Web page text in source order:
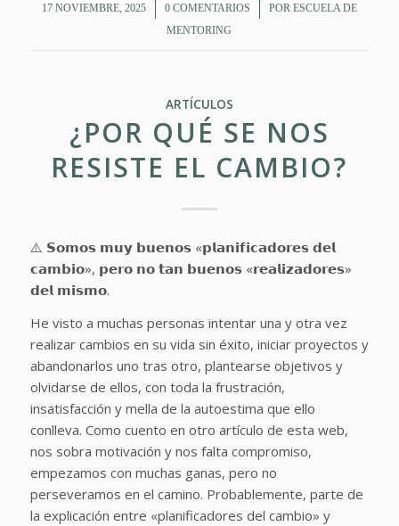
17 NOVIEMBRE, 2025
/ 0 COMENTARIOS
/ POR ESCUELA DE
MENTORING
ARTÍCULOS
¿POR QUÉ SE NOS
RESISTE EL CAMBIO?
⚠️ 𝗦𝗼𝗺𝗼𝘀 𝗺𝘂𝘆 𝗯𝘂𝗲𝗻𝗼𝘀 «𝗽𝗹𝗮𝗻𝗶𝗳𝗶𝗰𝗮𝗱𝗼𝗿𝗲𝘀 𝗱𝗲𝗹
𝗰𝗮𝗺𝗯𝗶𝗼», 𝗽𝗲𝗿𝗼 𝗻𝗼 𝘁𝗮𝗻 𝗯𝘂𝗲𝗻𝗼𝘀 «𝗿𝗲𝗮𝗹𝗶𝘇𝗮𝗱𝗼𝗿𝗲𝘀»
𝗱𝗲𝗹 𝗺𝗶𝘀𝗺𝗼.
He visto a muchas personas intentar una y otra vez
realizar cambios en su vida sin éxito, iniciar proyectos y
abandonarlos uno tras otro, plantearse objetivos y
olvidarse de ellos, con toda la frustración,
insatisfacción y mella de la autoestima que ello
conlleva. Como cuento en otro artículo de esta web,
nos sobra motivación y nos falta compromiso,
empezamos con muchas ganas, pero no
perseveramos en el camino. Probablemente, parte de
la explicación entre «planificadores del cambio» y